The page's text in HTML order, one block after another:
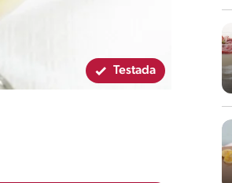
Testada